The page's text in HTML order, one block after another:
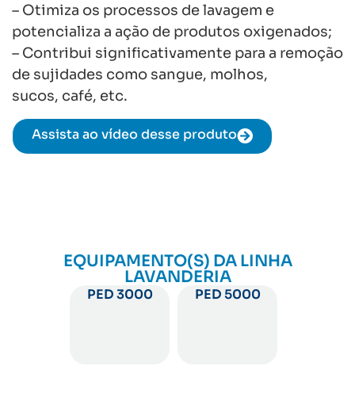
– Otimiza os processos de lavagem e
potencializa a ação de produtos oxigenados;
– Contribui significativamente para a remoção
de sujidades como sangue, molhos,
sucos, café, etc.
Assista ao vídeo desse produto
EQUIPAMENTO(S) DA LINHA
LAVANDERIA
PED 3000 PED 5000